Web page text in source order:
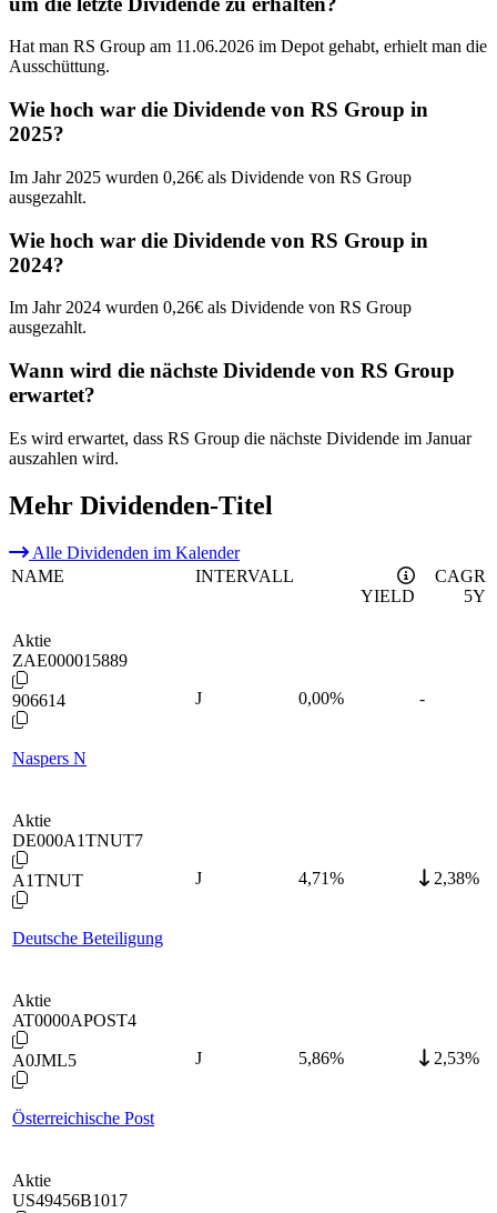
Hat man RS Group am 11.06.2026 im Depot gehabt, erhielt man die
Ausschüttung.
Wie hoch war die Dividende von RS Group in
2025?
Im Jahr 2025 wurden 0,26€ als Dividende von RS Group
ausgezahlt.
Wie hoch war die Dividende von RS Group in
2024?
Im Jahr 2024 wurden 0,26€ als Dividende von RS Group
ausgezahlt.
Wann wird die nächste Dividende von RS Group
erwartet?
Es wird erwartet, dass RS Group die nächste Dividende im Januar
auszahlen wird.
Mehr Dividenden-Titel
Alle Dividenden im Kalender
NAME
INTERVALL
YIELD
CAGR
5Y
Aktie
ZAE000015889
906614
Naspers N
J 0,00% -
Aktie
DE000A1TNUT7
A1TNUT
Deutsche Beteiligung
J 4,71% 2,38%
Aktie
AT0000APOST4
A0JML5
Österreichische Post
J 5,86% 2,53%
Aktie
US49456B1017